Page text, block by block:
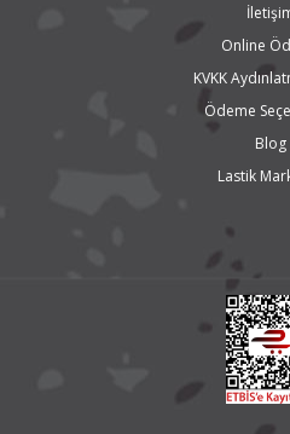
Online
KVKK
Ödeme
Blog
Lastik